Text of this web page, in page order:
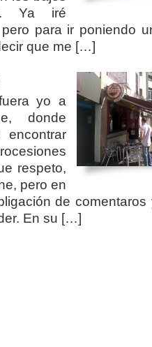
Ya iré
para ir poniendo
que me […]
yo a
donde
respeto,
pero en
de comentaros
En su […]